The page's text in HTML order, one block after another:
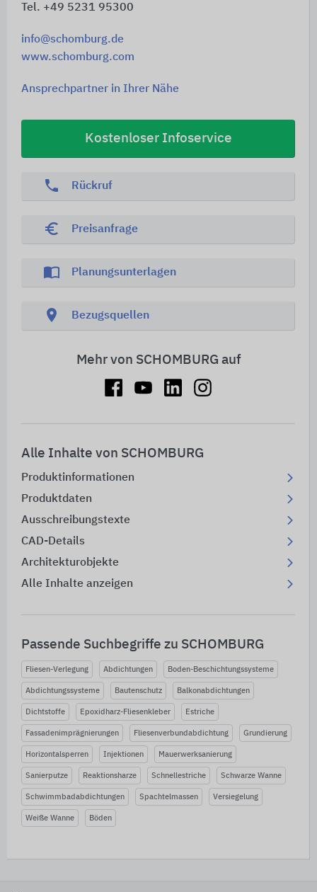
Tel. +49 5231 95300
info@schomburg.de
www.schomburg.com
Ansprechpartner in Ihrer Nähe
Kostenloser Infoservice
phone Rückruf
euro_symbol Preisanfrage
import_contacts Planungsunterlagen
location_on Bezugsquellen
Mehr von SCHOMBURG auf
Alle Inhalte von SCHOMBURG
Produktinformationen
Produktdaten
Ausschreibungstexte
CAD-Details
Architekturobjekte
Alle Inhalte anzeigen
Passende Suchbegriffe zu SCHOMBURG
Fliesen-Verlegung Abdichtungen Boden-Beschichtungssysteme
Abdichtungssysteme Bautenschutz Balkonabdichtungen
Dichtstoffe Epoxidharz-Fliesenkleber Estriche
Fassadenimprägnierungen Fliesenverbundabdichtung Grundierung
Horizontalsperren Injektionen Mauerwerksanierung
Sanierputze Reaktionsharze Schnellestriche Schwarze Wanne
Schwimmbadabdichtungen Spachtelmassen Versiegelung
Weiße Wanne Böden